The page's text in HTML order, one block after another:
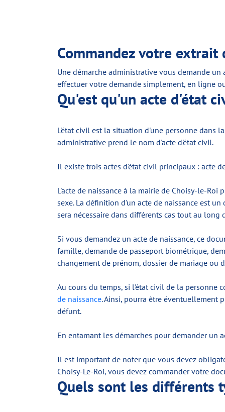
Commandez votre extrait
Une démarche administrative vous demande
effectuer votre demande simplement, en ligne
Qu'est qu'un acte d'état
L'état civil est la situation d'une personne dans
administrative prend le nom d'acte d'état civil.
Il existe trois actes d'état civil principaux : acte
L'acte de naissance à la mairie de Choisy-le-
sexe. La définition d'un acte de naissance est
sera nécessaire dans différents cas tout au
Si vous demandez un acte de naissance, ce
famille, demande de passeport biométrique,
changement de prénom, dossier de mariage ou
Au cours du temps, si l'état civil de la personne
de naissance. Ainsi, pourra être éventuellement
défunt.
En entamant les démarches pour demander un
Il est important de noter que vous devez
Choisy-Le-Roi, vous devez commander votre
Quels sont les différents